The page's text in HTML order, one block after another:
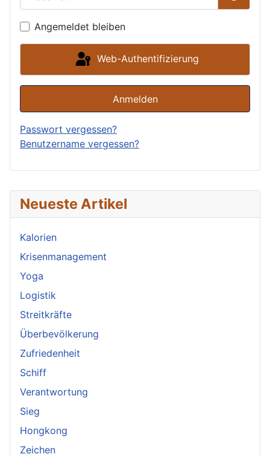
Neueste Artikel
Kalorien
Krisenmanagement
Yoga
Logistik
Streitkräfte
Überbevölkerung
Zufriedenheit
Schiff
Verantwortung
Sieg
Hongkong
Zeichen
Angemeldet bleiben
Web-Authentifizierung
Anmelden
Passwort vergessen?
Benutzername vergessen?